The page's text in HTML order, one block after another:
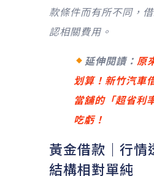
款條件而有所不同，
認相關費用。
延伸閱讀：原
划算！新竹汽車
當舖的「超省利
吃虧！
黃金借款｜行情
結構相對單純